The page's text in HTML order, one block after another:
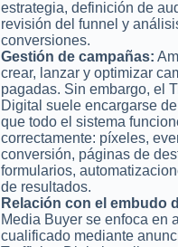
estrategia, definición de
revisión del funnel y
conversiones.
Gestión de campañas:
crear, lanzar y optimizar
pagadas. Sin embargo, el
Digital suele encargarse
que todo el sistema
correctamente: píxeles,
conversión, páginas de
formularios,
de resultados.
Relación con el embudo
Media Buyer se enfoca en
cualificado mediante